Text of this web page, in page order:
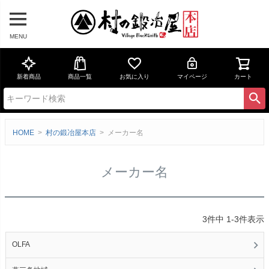
MENU
新着商品 商品一覧 お気に入り マイページ カート
HOME 村の鍛冶屋本店 メーカー名
メーカー名
3件中 1-3件表示
OLFA